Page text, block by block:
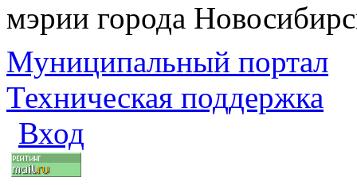
мэрии города
Муниципальный портал
Техническая поддержка
Вход